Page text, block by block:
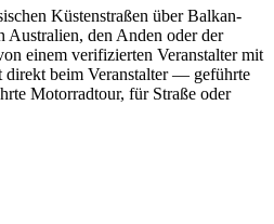
Küstenstraßen über Balkan-
den Anden oder der
einem verifizierten Veranstalter mit
direkt beim Veranstalter — geführte
Motorradtour, für Straße oder